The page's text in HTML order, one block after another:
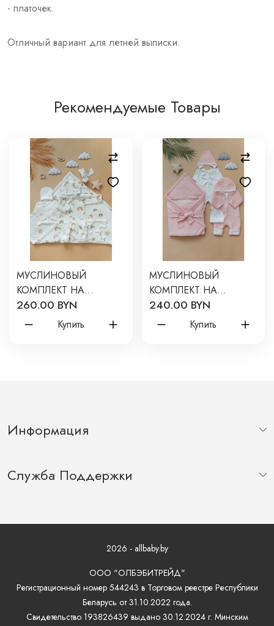
- платочек.
Отличный вариант для летней выписки.
Рекомендуемые Товары
МУСЛИНОВЫЙ
КОМПЛЕКТ НА
ВЫПИСКУ И
ПРОГУЛКИ 6
ПРЕДМЕТОВ ЦВЕТ:
260.00 BYN
Купить
МУСЛИНОВЫЙ
КОМПЛЕКТ НА
ВЫПИСКУ И
ПРОГУЛКИ 6
ПРЕДМЕТОВ ЦВЕТ:
240.00 BYN
Купить
Информация
Служба Поддержки
2026 - allbaby.by
ООО "ОЛБЭБИТРЕЙД"
Регистрационный номер 544243 в Торговом реестре Республики
Беларусь от 31.10.2022 года.
Свидетельство 193826439 выдано 30.12.2024 г. Минским